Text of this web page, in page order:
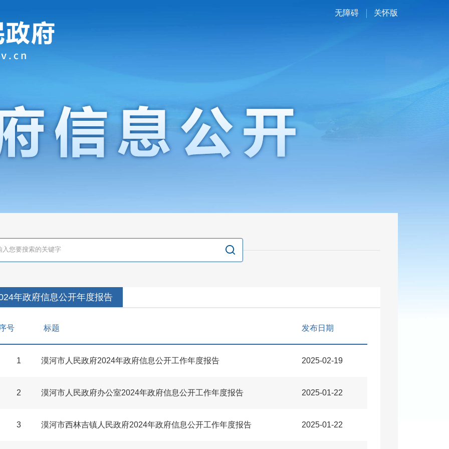
无障碍 关怀版
年政府信息公开年度报告
号 标题 发布日期
1 漠河市人民政府2024年政府信息公开工作年度报告 2025-02-19
2 漠河市人民政府办公室2024年政府信息公开工作年度报告 2025-01-22
3 漠河市西林吉镇人民政府2024年政府信息公开工作年度报告 2025-01-22